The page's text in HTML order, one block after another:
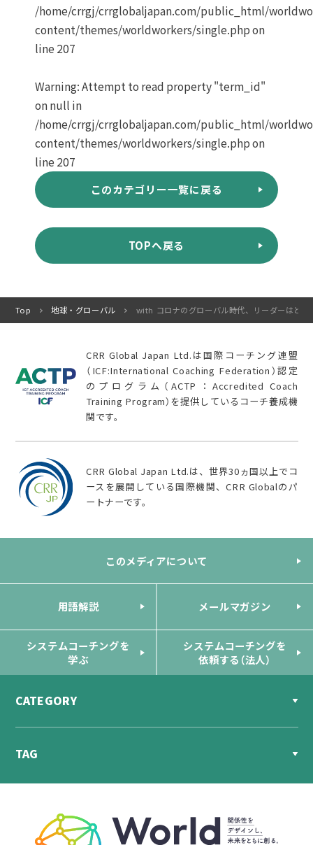
/home/crrgj/crrglobaljapan.com/public_html/
content/themes/worldworkers/single.phpon
line 207
Warning: Attempt to read property "term_id"
on null in
/home/crrgj/crrglobaljapan.com/public_html/
content/themes/worldworkers/single.phpon
line 207
このカテゴリー一覧に戻る
TOPへ戻る
Top 地球・グローバル with コロナのグローバル時代、リーダーはどう
CRR Global Japan Ltd.は国際コーチング連盟
（ICF:International Coaching Federation）認定
のプログラム（ACTP：Accredited Coach
Training Program）を提供しているコーチ養成機
関です。
CRR Global Japan Ltd.は、世界30ヵ国以上でコ
ースを展開している国際機関、CRR Globalのパ
ートナーです。
このメディアについて
用語解説 メールマガジン
システムコーチングを
学ぶ
システムコーチングを
依頼する（法人）
CATEGORY
TAG